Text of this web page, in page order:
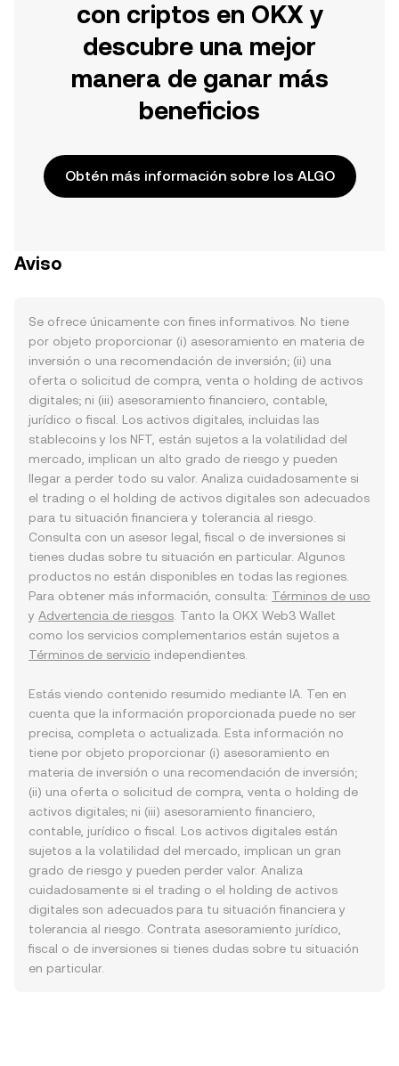
con criptos en OKX y
descubre una mejor
manera de ganar más
beneficios
Obtén más información sobre los ALGO
Aviso
Se ofrece únicamente con fines informativos. No tiene
por objeto proporcionar (i) asesoramiento en materia de
inversión o una recomendación de inversión; (ii) una
oferta o solicitud de compra, venta o holding de activos
digitales; ni (iii) asesoramiento financiero, contable,
jurídico o fiscal. Los activos digitales, incluidas las
stablecoins y los NFT, están sujetos a la volatilidad del
mercado, implican un alto grado de riesgo y pueden
llegar a perder todo su valor. Analiza cuidadosamente si
el trading o el holding de activos digitales son adecuados
para tu situación financiera y tolerancia al riesgo.
Consulta con un asesor legal, fiscal o de inversiones si
tienes dudas sobre tu situación en particular. Algunos
productos no están disponibles en todas las regiones.
Para obtener más información, consulta: Términos de uso
y Advertencia de riesgos . Tanto la OKX Web3 Wallet
como los servicios complementarios están sujetos a
Términos de servicio independientes.
Estás viendo contenido resumido mediante IA. Ten en
cuenta que la información proporcionada puede no ser
precisa, completa o actualizada. Esta información no
tiene por objeto proporcionar (i) asesoramiento en
materia de inversión o una recomendación de inversión;
(ii) una oferta o solicitud de compra, venta o holding de
activos digitales; ni (iii) asesoramiento financiero,
contable, jurídico o fiscal. Los activos digitales están
sujetos a la volatilidad del mercado, implican un gran
grado de riesgo y pueden perder valor. Analiza
cuidadosamente si el trading o el holding de activos
digitales son adecuados para tu situación financiera y
tolerancia al riesgo. Contrata asesoramiento jurídico,
fiscal o de inversiones si tienes dudas sobre tu situación
en particular.